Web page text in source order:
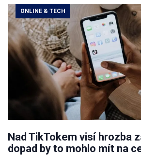
ONLINE & TECH
Nad TikTokem visí hrozba
dopad by to mohlo mít na